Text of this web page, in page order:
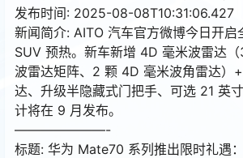
发布时间: 2025-08-08T10:31:06.427
新闻简介: AITO 汽车官方微博今日开启
SUV 预热。新车新增 4D 毫米波雷达
波雷达矩阵、2 颗 4D 毫米波角雷达）
达、升级半隐藏式门把手、可选 21 英
计将在 9 月发布。
———————-
标题: 华为 Mate70 系列推出限时礼遇